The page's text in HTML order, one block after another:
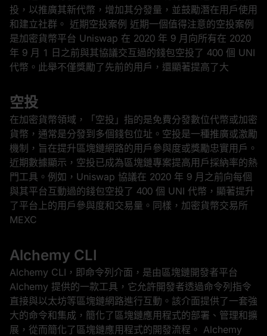
投，以推廣其新代幣，增加其分發量，並鼓勵潛在用戶使用
和建立社群。 近期空投案例 近期一個值得注意的空投案例
是加密貨幣平台 Uniswap 在 2020 年 9 月向所有在 2020
年 9 月 1 日之前與其協議交互過的錢包空投了 400 個 UNI
代幣。此舉不僅獎勵了先前的用戶，還顯著提高了大
空投
在加密貨幣領域，「空投」指的是免費分發數位代幣或加密
貨幣，通常是分發到多個錢包位址。空投是一種推廣或激勵
機制，旨在提升區塊鏈網路的用戶參與度或獎勵忠實用戶。
近期數據顯示，空投已成為區塊鏈專案提高用戶採納率的熱
門工具。例如，Uniswap 協議在 2020 年 9 月之前向每個
與其平台互動過的錢包空投了 400 個 UNI 代幣，顯著提升
了平台上的用戶參與度和交易量。同樣，加密貨幣交易所
MEXC
Alchemy CLI
Alchemy CLI，即命令列介面，是由區塊鏈開發者平台
Alchemy 提供的一款工具，它允許開發者透過命令列指令
直接與以太坊等區塊鏈網路進行互動。該介面提供了一套強
大的命令和集成，簡化了區塊鏈應用程式的部署、管理和擴
展，從而簡化了區塊鏈應用程式的開發流程。 Alchemy